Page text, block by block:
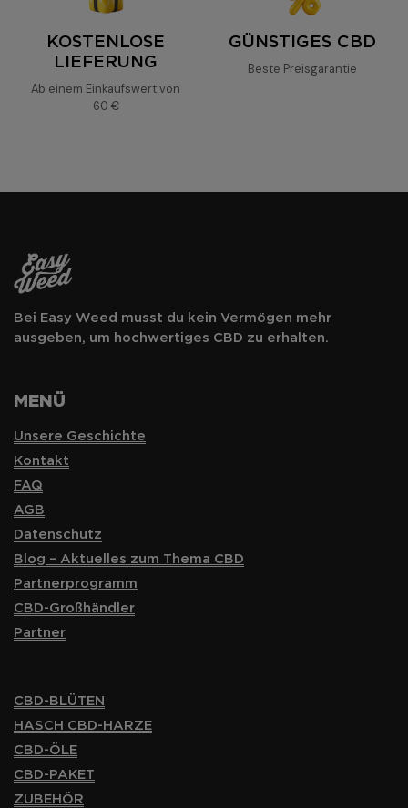
fruitées, végétales et épicées
KOSTENLOSE
LIEFERUNG
Ab einem Einkaufswert von
60 €
GÜNSTIGES CBD
Beste Preisgarantie
Bei Easy Weed musst du kein Vermögen mehr
ausgeben, um hochwertiges CBD zu erhalten.
MENÜ
Unsere Geschichte
Kontakt
FAQ
AGB
Datenschutz
Blog – Aktuelles zum Thema CBD
Partnerprogramm
CBD-Großhändler
Partner
CBD-BLÜTEN
HASCH CBD-HARZE
CBD-ÖLE
CBD-PAKET
ZUBEHÖR